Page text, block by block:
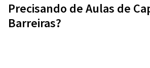
Precisando de Aulas de
Barreiras?